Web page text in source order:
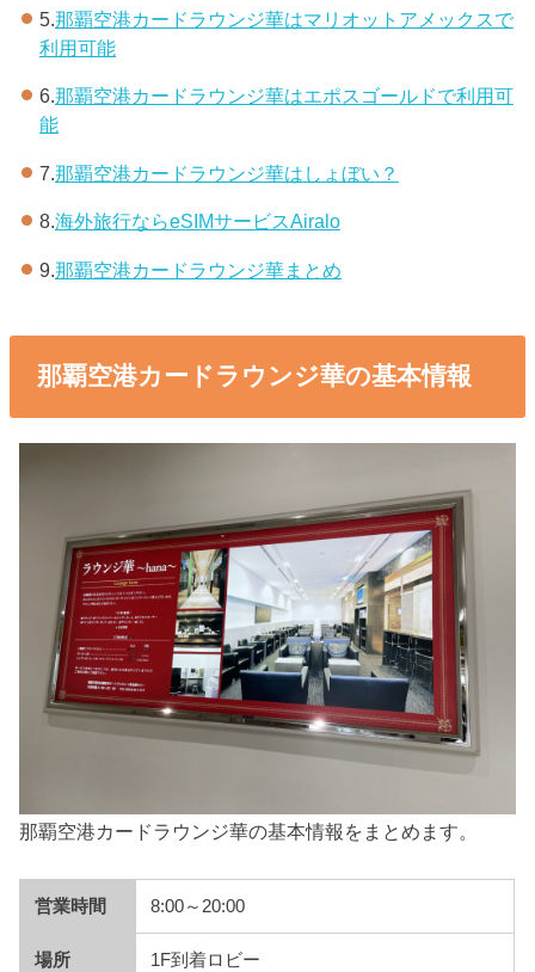
5.那覇空港カードラウンジ華はマリオットアメックスで
利用可能
6.那覇空港カードラウンジ華はエポスゴールドで利用可
能
7.那覇空港カードラウンジ華はしょぼい？
8.海外旅行ならeSIMサービスAiralo
9. 那覇空港カードラウンジ華まとめ
那覇空港カードラウンジ華の基本情報
那覇空港カードラウンジ華の基本情報をまとめます。
営業時間 8:00～20:00
場所 1F到着ロビー